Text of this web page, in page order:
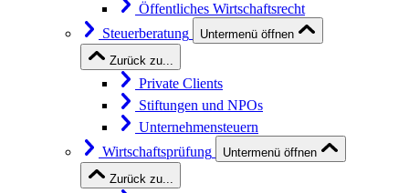
Öffentliches Wirtschaftsrecht
Steuerberatung
Untermenü öffnen
Zurück zu...
Private Clients
Stiftungen und NPOs
Unternehmensteuern
Wirtschaftsprüfung
Untermenü öffnen
Zurück zu...